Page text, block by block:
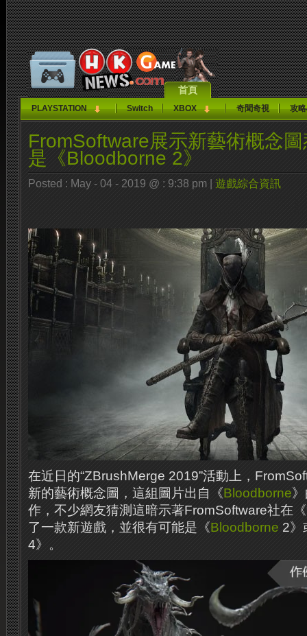
首頁
PLAYSTATION Switch XBOX 奇聞奇視 攻
FromSoftware展示新藝術概念
是《Bloodborne 2》
Posted : May - 04 - 2019 @ : 9:38 pm | 遊戲綜合資訊
在近日的“ZBrushMerge 2019”活動上，
新的藝術概念圖，這組圖片出自《Bloodborne
作，不少網友猜測這暗示著FromSoftware社在
了一款新遊戲，並很有可能是《Bloodborne 2》
4》。